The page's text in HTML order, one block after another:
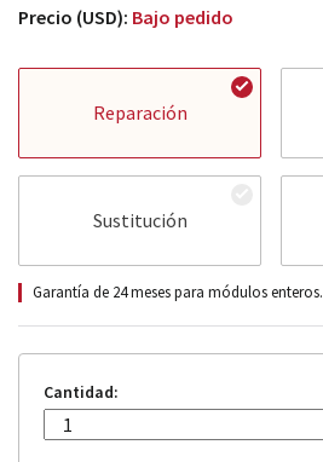
Precio (USD): Bajo pedido
Reparación
Sustitución
Garantía de 24 meses para módulos enteros.
Cantidad: